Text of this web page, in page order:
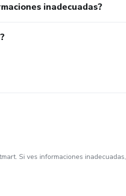
inadecuadas?
Si ves informaciones inadecuadas,